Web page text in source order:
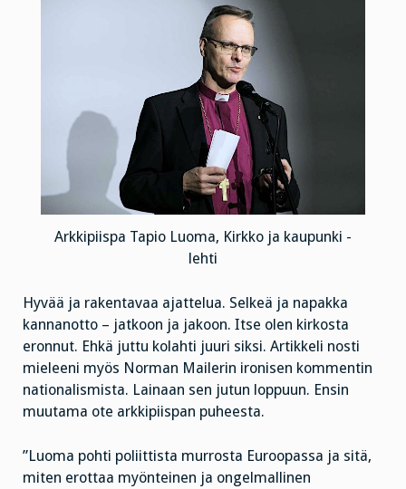
Arkkipiispa Tapio Luoma, Kirkko ja kaupunki -
lehti
Hyvää ja rakentavaa ajattelua. Selkeä ja napakka
kannanotto – jatkoon ja jakoon. Itse olen kirkosta
eronnut. Ehkä juttu kolahti juuri siksi. Artikkeli nosti
mieleeni myös Norman Mailerin ironisen kommentin
nationalismista. Lainaan sen jutun loppuun. Ensin
muutama ote arkkipiispan puheesta.
”Luoma pohti poliittista murrosta Euroopassa ja sitä,
miten erottaa myönteinen ja ongelmallinen